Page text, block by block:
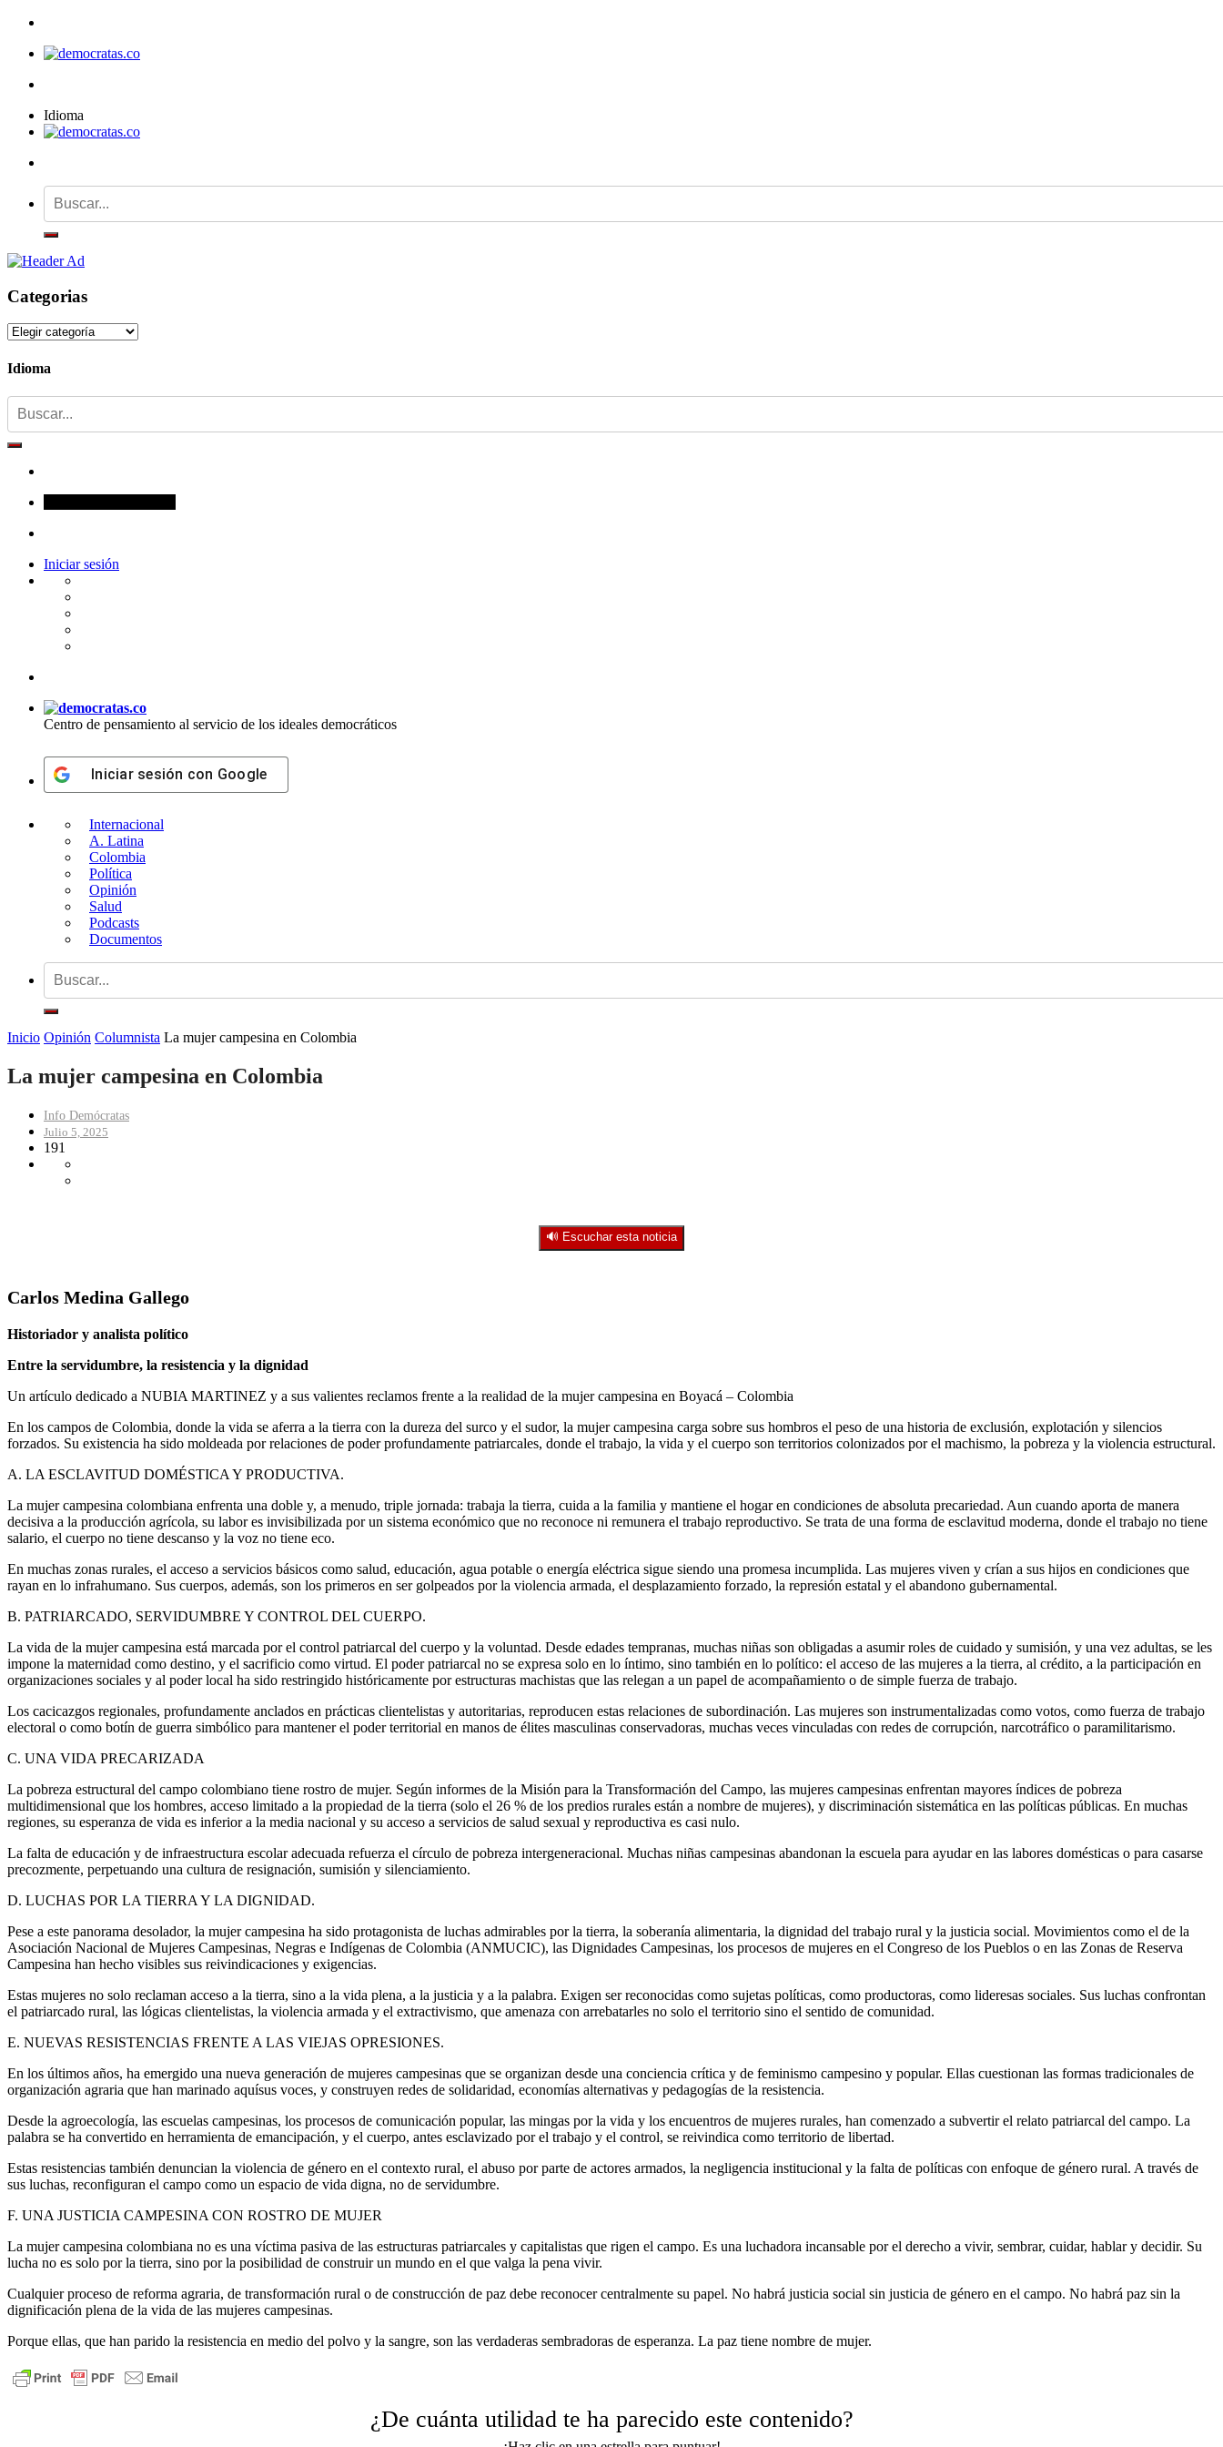
Idioma
Categorias
Categorias
Idioma
Iniciar sesión
Centro de pensamiento al servicio de los ideales democráticos
Iniciar sesión con Google
Internacional
A. Latina
Colombia
Política
Opinión
Salud
Podcasts
Documentos
Inicio Opinión Columnista La mujer campesina en Colombia
La mujer campesina en Colombia
Info Demócratas
Julio 5, 2025
191
🔊 Escuchar esta noticia
Carlos Medina Gallego
Historiador y analista político
Entre la servidumbre, la resistencia y la dignidad
Un artículo dedicado a NUBIA MARTINEZ y a sus valientes reclamos frente a la realidad de la mujer campesina en Boyacá – Colombia
En los campos de Colombia, donde la vida se aferra a la tierra con la dureza del surco y el sudor, la mujer campesina carga sobre sus hombros el peso de una historia de exclusión, explotación y silencios
forzados. Su existencia ha sido moldeada por relaciones de poder profundamente patriarcales, donde el trabajo, la vida y el cuerpo son territorios colonizados por el machismo, la pobreza y la violencia estructural.
A. LA ESCLAVITUD DOMÉSTICA Y PRODUCTIVA.
La mujer campesina colombiana enfrenta una doble y, a menudo, triple jornada: trabaja la tierra, cuida a la familia y mantiene el hogar en condiciones de absoluta precariedad. Aun cuando aporta de manera
decisiva a la producción agrícola, su labor es invisibilizada por un sistema económico que no reconoce ni remunera el trabajo reproductivo. Se trata de una forma de esclavitud moderna, donde el trabajo no tiene
salario, el cuerpo no tiene descanso y la voz no tiene eco.
En muchas zonas rurales, el acceso a servicios básicos como salud, educación, agua potable o energía eléctrica sigue siendo una promesa incumplida. Las mujeres viven y crían a sus hijos en condiciones que
rayan en lo infrahumano. Sus cuerpos, además, son los primeros en ser golpeados por la violencia armada, el desplazamiento forzado, la represión estatal y el abandono gubernamental.
B. PATRIARCADO, SERVIDUMBRE Y CONTROL DEL CUERPO.
La vida de la mujer campesina está marcada por el control patriarcal del cuerpo y la voluntad. Desde edades tempranas, muchas niñas son obligadas a asumir roles de cuidado y sumisión, y una vez adultas, se les
impone la maternidad como destino, y el sacrificio como virtud. El poder patriarcal no se expresa solo en lo íntimo, sino también en lo político: el acceso de las mujeres a la tierra, al crédito, a la participación en
organizaciones sociales y al poder local ha sido restringido históricamente por estructuras machistas que las relegan a un papel de acompañamiento o de simple fuerza de trabajo.
Los cacicazgos regionales, profundamente anclados en prácticas clientelistas y autoritarias, reproducen estas relaciones de subordinación. Las mujeres son instrumentalizadas como votos, como fuerza de trabajo
electoral o como botín de guerra simbólico para mantener el poder territorial en manos de élites masculinas conservadoras, muchas veces vinculadas con redes de corrupción, narcotráfico o paramilitarismo.
C. UNA VIDA PRECARIZADA
La pobreza estructural del campo colombiano tiene rostro de mujer. Según informes de la Misión para la Transformación del Campo, las mujeres campesinas enfrentan mayores índices de pobreza
multidimensional que los hombres, acceso limitado a la propiedad de la tierra (solo el 26 % de los predios rurales están a nombre de mujeres), y discriminación sistemática en las políticas públicas. En muchas
regiones, su esperanza de vida es inferior a la media nacional y su acceso a servicios de salud sexual y reproductiva es casi nulo.
La falta de educación y de infraestructura escolar adecuada refuerza el círculo de pobreza intergeneracional. Muchas niñas campesinas abandonan la escuela para ayudar en las labores domésticas o para casarse
precozmente, perpetuando una cultura de resignación, sumisión y silenciamiento.
D. LUCHAS POR LA TIERRA Y LA DIGNIDAD.
Pese a este panorama desolador, la mujer campesina ha sido protagonista de luchas admirables por la tierra, la soberanía alimentaria, la dignidad del trabajo rural y la justicia social. Movimientos como el de la
Asociación Nacional de Mujeres Campesinas, Negras e Indígenas de Colombia (ANMUCIC), las Dignidades Campesinas, los procesos de mujeres en el Congreso de los Pueblos o en las Zonas de Reserva
Campesina han hecho visibles sus reivindicaciones y exigencias.
Estas mujeres no solo reclaman acceso a la tierra, sino a la vida plena, a la justicia y a la palabra. Exigen ser reconocidas como sujetas políticas, como productoras, como lideresas sociales. Sus luchas confrontan
el patriarcado rural, las lógicas clientelistas, la violencia armada y el extractivismo, que amenaza con arrebatarles no solo el territorio sino el sentido de comunidad.
E. NUEVAS RESISTENCIAS FRENTE A LAS VIEJAS OPRESIONES.
En los últimos años, ha emergido una nueva generación de mujeres campesinas que se organizan desde una conciencia crítica y de feminismo campesino y popular. Ellas cuestionan las formas tradicionales de
organización agraria que han marinado aquísus voces, y construyen redes de solidaridad, economías alternativas y pedagogías de la resistencia.
Desde la agroecología, las escuelas campesinas, los procesos de comunicación popular, las mingas por la vida y los encuentros de mujeres rurales, han comenzado a subvertir el relato patriarcal del campo. La
palabra se ha convertido en herramienta de emancipación, y el cuerpo, antes esclavizado por el trabajo y el control, se reivindica como territorio de libertad.
Estas resistencias también denuncian la violencia de género en el contexto rural, el abuso por parte de actores armados, la negligencia institucional y la falta de políticas con enfoque de género rural. A través de
sus luchas, reconfiguran el campo como un espacio de vida digna, no de servidumbre.
F. UNA JUSTICIA CAMPESINA CON ROSTRO DE MUJER
La mujer campesina colombiana no es una víctima pasiva de las estructuras patriarcales y capitalistas que rigen el campo. Es una luchadora incansable por el derecho a vivir, sembrar, cuidar, hablar y decidir. Su
lucha no es solo por la tierra, sino por la posibilidad de construir un mundo en el que valga la pena vivir.
Cualquier proceso de reforma agraria, de transformación rural o de construcción de paz debe reconocer centralmente su papel. No habrá justicia social sin justicia de género en el campo. No habrá paz sin la
dignificación plena de la vida de las mujeres campesinas.
Porque ellas, que han parido la resistencia en medio del polvo y la sangre, son las verdaderas sembradoras de esperanza. La paz tiene nombre de mujer.
¿De cuánta utilidad te ha parecido este contenido?